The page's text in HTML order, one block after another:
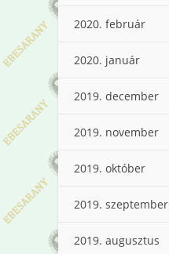
2020. február
2020. január
2019. december
2019. november
2019. október
2019. szeptember
2019. augusztus